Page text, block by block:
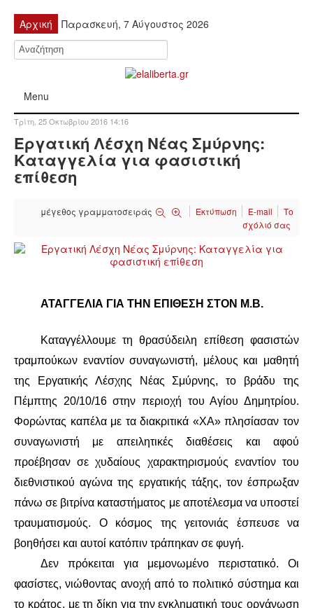
Αρχική Παρασκευή, 7 Αύγουστος 2026
Menu
ΚΙΝΗΤΟΠΟΙΉΣΕΙΣ
ΑΝΑΛΎΣΕΙΣ
ΟΙΚΟΝΟΜΊΑ
ΔΙΕΘΝΉ
ΕΙΔΉΣΕΙΣ
ΚΌΣΜΟΣ
ΑΝΑΤΟΛΙΚΉ ΕΥΡΏΠΗ / ΒΑΛΚΆΝΙΑ
ΔΥΤΙΚΉ ΕΥΡΏΠΗ
ΜΈΣΗ ΑΝΑΤΟΛΉ / ΒΌΡΕΙΑ ΑΦΡΙΚΉ
ΒΌΡΕΙΑ ΑΜΕΡΙΚΉ
ΛΑΤΙΝΙΚΉ ΑΜΕΡΙΚΉ
Τρίτη, 25 Οκτωβρίου 2016 14:16
Εργατική Λέσχη Νέας Σμύρνης:
Καταγγελία για φασιστική
επίθεση
μέγεθος γραμματοσειράς Εκτύπωση E-mail
Το
σχόλιό σας
ΑΤΑΓΓΕΛΙΑ ΓΙΑ ΤΗΝ ΕΠΙΘΕΣΗ ΣΤΟΝ Μ.Β.
Καταγγέλλουμε τη θρασύδειλη επίθεση φασιστών
τραμπούκων εναντίον συναγωνιστή, μέλους και μαθητή
της Εργατικής Λέσχης Νέας Σμύρνης, το βράδυ της
Πέμπτης 20/10/16 στην περιοχή του Αγίου Δημητρίου.
Φορώντας καπέλα με τα διακριτικά «ΧΑ» πλησίασαν τον
συναγωνιστή με απειλητικές διαθέσεις και αφού
προέβησαν σε χυδαίους χαρακτηρισμούς εναντίον του
διεθνιστικού αγώνα της εργατικής τάξης, τον έσπρωξαν
πάνω σε βιτρίνα καταστήματος με αποτέλεσμα να υποστεί
τραυματισμούς. Ο κόσμος της γειτονιάς έσπευσε να
βοηθήσει και αυτοί κατόπιν τράπηκαν σε φυγή.
Δεν πρόκειται για μεμονωμένο περιστατικό. Οι
φασίστες, νιώθοντας ανοχή από το πολιτικό σύστημα και
το κράτος, με τη δίκη για την εγκληματική τους οργάνωση